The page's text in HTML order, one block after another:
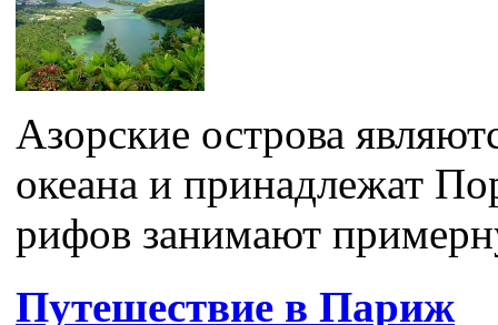
Азорские острова
океана и принадлежат
рифов занимают
Путешествие в Париж